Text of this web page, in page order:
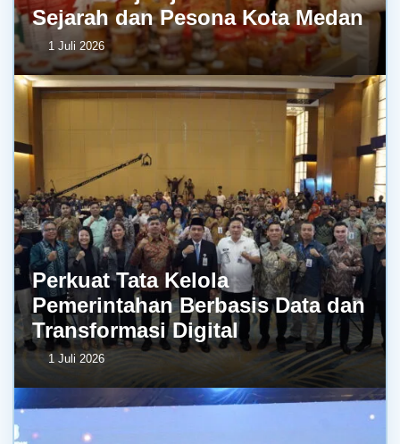
Sejarah dan Pesona Kota Medan
1 Juli 2026
Perkuat Tata Kelola
Pemerintahan Berbasis Data dan
Transformasi Digital
1 Juli 2026